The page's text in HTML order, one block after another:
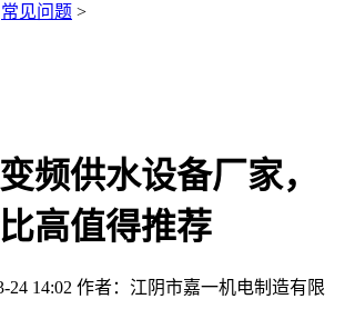
常见问题 >
频供水设备厂家，
高值得推荐
24 14:02 作者：江阴市嘉一机电制造有限